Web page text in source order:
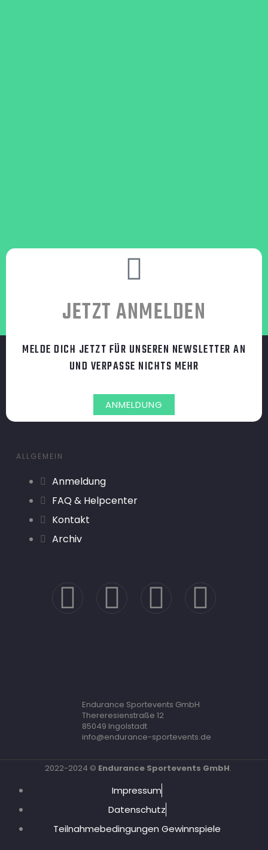
JETZT ANMELDEN
MELDE DICH JETZT FÜR UNSEREN NEWSLETTER AN
UND VERPASSE NICHTS MEHR
ANMELDUNG
ALLGEMEIN
Anmeldung
FAQ & Helpcenter
Kontakt
Archiv
Endurance Sportevents GmbH
Thereresienstraße 12
85049 Ingolstadt
info@endurance-sportevents.de
2022-2024 © Endurance Sportevents GmbH.
Impressum
Datenschutz
Teilnahmebedingungen Gewinnspiele